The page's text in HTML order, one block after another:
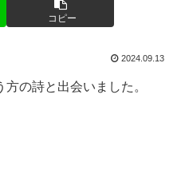
コピー
2024.09.13
の詩と出会いました。